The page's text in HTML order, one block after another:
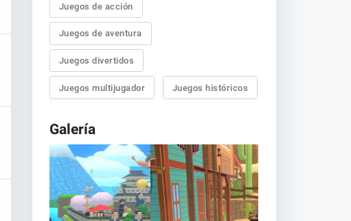
Juegos de acción
Juegos de aventura
Juegos divertidos
Juegos multijugador Juegos históricos
Galería